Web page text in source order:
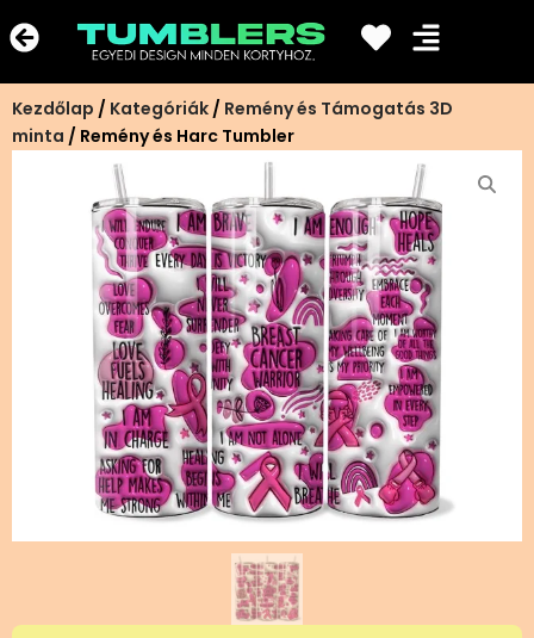
a
tartalomra
Kezdőlap / Kategóriák / Remény és Támogatás 3D
minta / Remény és Harc Tumbler